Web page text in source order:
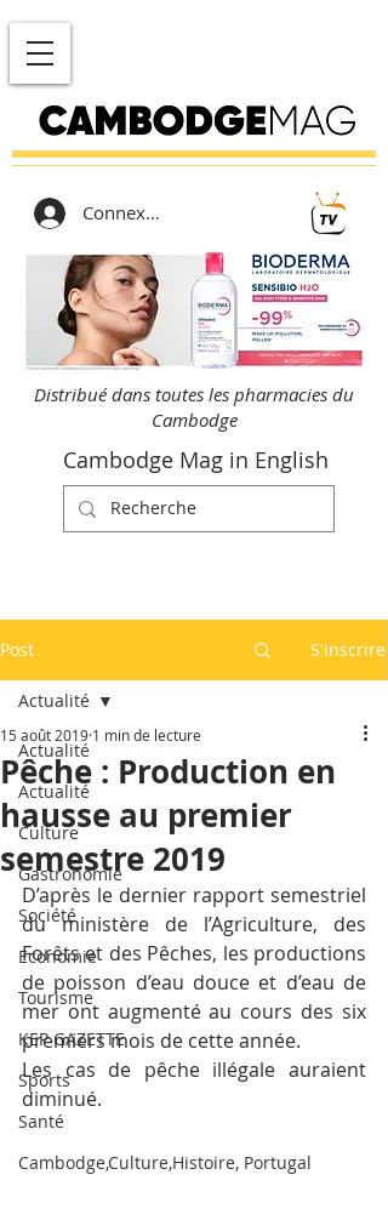
Connexion
Distribué dans toutes les pharmacies du
Cambodge
Cambodge Mag in English
Post S'inscrire
Actualité
Actualité
Culture
Gastronomie
Société
Economie
Tourisme
KEP GAZETTE
Sports
Santé
Cambodge,Culture,Histoire, Portugal
Actualité
Pêche : Production en
hausse au premier
semestre 2019
15 août 2019 1 min de lecture
D’après le dernier rapport semestriel
du ministère de l’Agriculture, des
Forêts et des Pêches, les productions
de poisson d’eau douce et d’eau de
mer ont augmenté au cours des six
premiers mois de cette année.
Les cas de pêche illégale auraient
diminué.